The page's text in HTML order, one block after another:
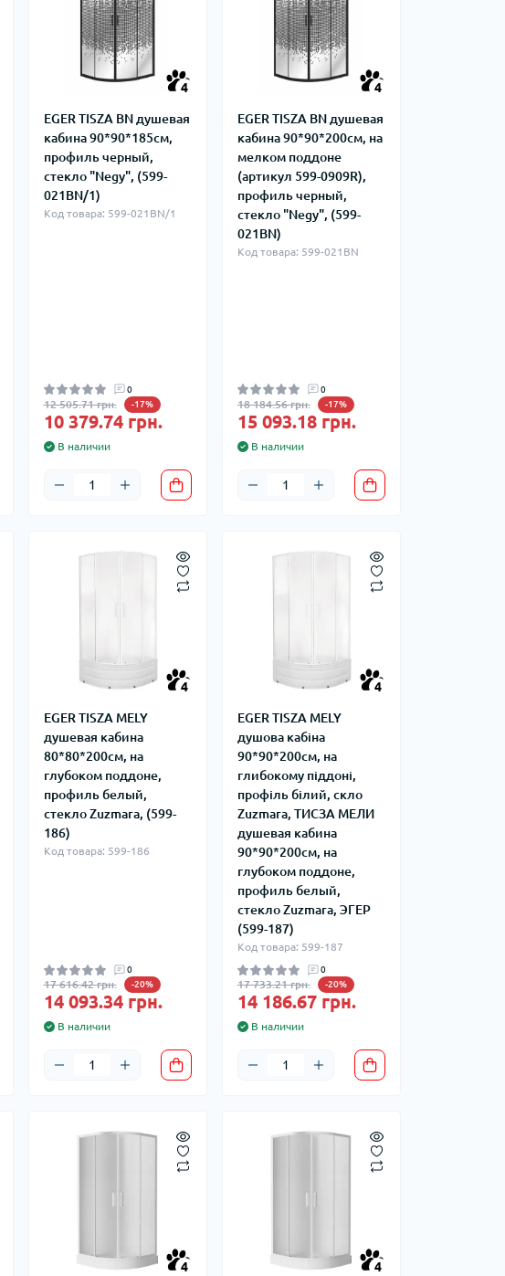
Задвижки фланцевые
Задвижки Баттерфляй
Фильтры фланцевые
Клапаны обратные,
Смотровые окна
Мийки високого тиску
Оборудование для СТО
Автомобильные
компрессоры
Автохимия
Автомобильные
4
EGER TISZA BN душевая
кабина 90*90*185см,
профиль черный,
стекло "Negy", (599-
021BN/1)
Код товара: 599-021BN/1
0
12 505.71 грн. -17%
10 379.74 грн.
В наличии
4
EGER TISZA BN душевая
кабина 90*90*200см, на
мелком поддоне
(артикул 599-0909R),
профиль черный,
стекло "Negy", (599-
021BN)
Код товара: 599-021BN
0
18 184.56 грн. -17%
15 093.18 грн.
В наличии
4
EGER TISZA MELY
душевая кабина
80*80*200см, на
глубоком поддоне,
профиль белый,
стекло Zuzmara, (599-
186)
Код товара: 599-186
0
17 616.42 грн. -20%
14 093.34 грн.
В наличии
4
EGER TISZA MELY
душова кабіна
90*90*200см, на
глибокому піддоні,
профіль білий, скло
Zuzmara, ТИСЗА МЕЛИ
душевая кабина
90*90*200см, на
глубоком поддоне,
профиль белый,
стекло Zuzmara, ЭГЕР
(599-187)
Код товара: 599-187
0
17 733.21 грн. -20%
14 186.67 грн.
В наличии
4 4